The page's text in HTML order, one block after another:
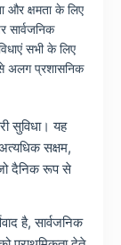
और क्षमता के लिए
सार्वजनिक
सभी के लिए
अलग प्रशासनिक
सुविधा। यह
सक्षम,
जो दैनिक रूप से
है, सार्वजनिक